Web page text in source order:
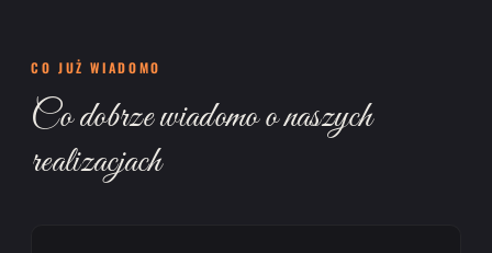
CO JUŻ WIADOMO
Co dobrze wiadomo o naszych
realizacjach